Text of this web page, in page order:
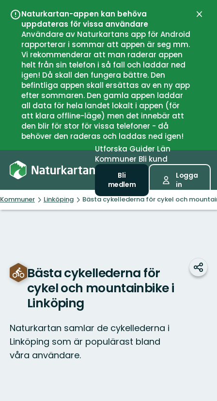
Naturkartan-appen kan behöva
uppdateras för vissa användare
Användare av Naturkartans app för Android
rapporterar i sommar att appen är seg mm.
Vi rekommenderar att man raderar appen
helt från sin telefon i så fall och laddar ned
igen! Då skall den fungera bättre. Den
befintliga appen skall ersättas av en ny app
efter sommaren. Den gamla appen laddar
all data för hela landet lokalt i appen (för
att klara offline-läge) men det innebär att
den blir för stor för vissa telefoner - då
behöver den raderas och laddas ned igen!
UtforskaGuiderLän
Kommuner Bli kund
Bli
medlem
Logga
in
Kommuner Linköping Bästa cykellederna för cykel och
Bästa cykellederna för
cykel och mountainbike i
Linköping
Naturkartan samlar de cykellederna i
Linköping som är populärast bland
våra användare.
Dela